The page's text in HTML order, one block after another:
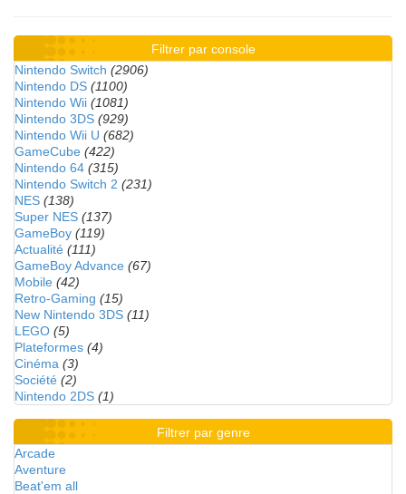
Filtrer par console
Nintendo Switch (2906)
Nintendo DS (1100)
Nintendo Wii (1081)
Nintendo 3DS (929)
Nintendo Wii U (682)
GameCube (422)
Nintendo 64 (315)
Nintendo Switch 2 (231)
NES (138)
Super NES (137)
GameBoy (119)
Actualité (111)
GameBoy Advance (67)
Mobile (42)
Retro-Gaming (15)
New Nintendo 3DS (11)
LEGO (5)
Plateformes (4)
Cinéma (3)
Société (2)
Nintendo 2DS (1)
Filtrer par genre
Arcade
Aventure
Beat'em all